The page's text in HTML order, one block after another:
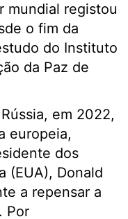
mundial registou
o fim da
do Instituto
da Paz de
em 2022,
europeia,
dos
(EUA), Donald
a repensar a
Por